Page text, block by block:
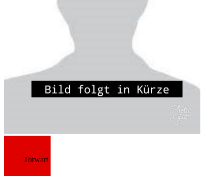
Torwart